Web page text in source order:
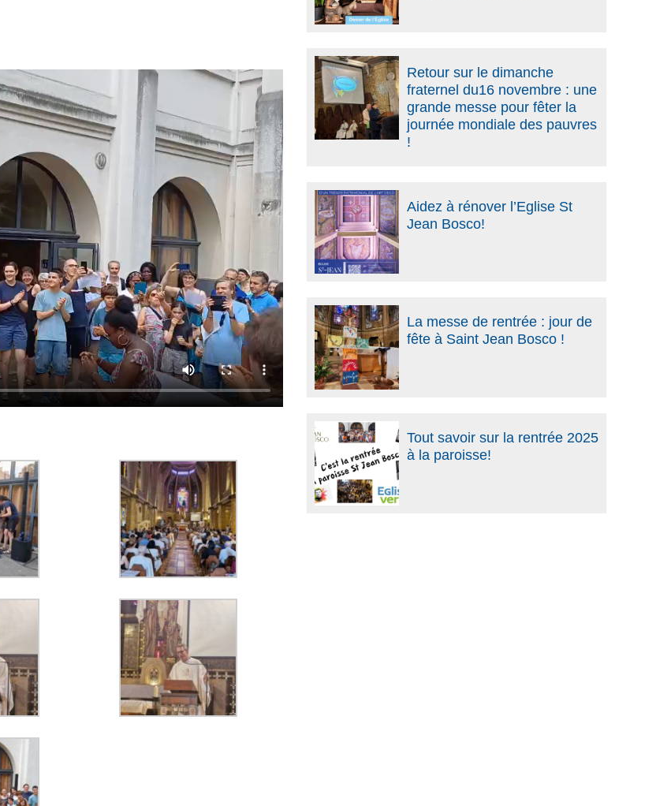
Retour sur le dimanche
fraternel du16 novembre : une
grande messe pour fêter la
journée mondiale des pauvres
!
Aidez à rénover l’Eglise St
Jean Bosco!
La messe de rentrée : jour de
fête à Saint Jean Bosco !
Tout savoir sur la rentrée 2025
à la paroisse!